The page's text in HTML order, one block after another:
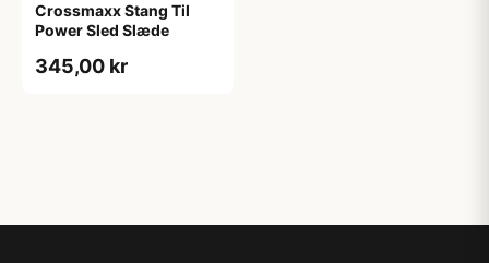
Crossmaxx Stang Til
Power Sled Slæde
345,00 kr